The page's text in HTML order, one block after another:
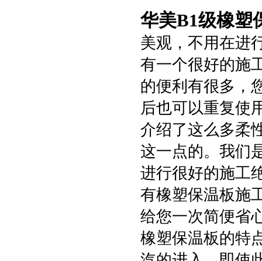
华美B1级橡塑
美观，不用在进
有一个很好的施
的便利有很多，
后也可以重复使
介绍了这么多柔
这一点的。我们
进行很好的施工
有橡塑保温板施
给您一次简便省
橡塑保温板的特